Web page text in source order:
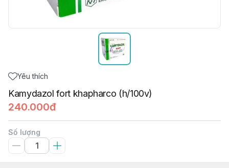
Yêu thích
Kamydazol fort khapharco (h/100v)
240.000đ
Số lượng